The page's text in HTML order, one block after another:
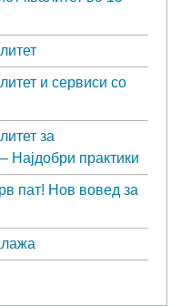
и сервиси со
за
Најдобри практики
пат! Нов вовед за